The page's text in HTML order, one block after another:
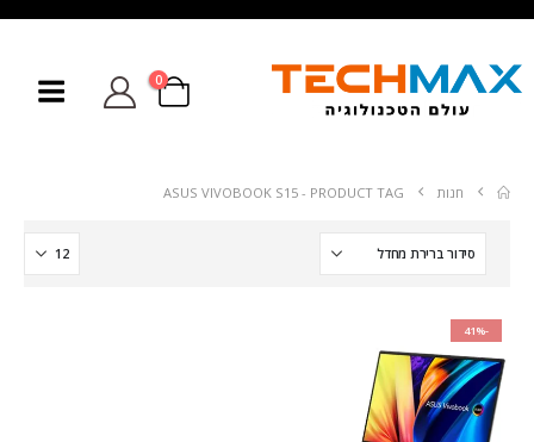
0
חנות PRODUCT TAG -
ASUS VIVOBOOK S15
-41%